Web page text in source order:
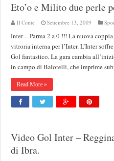
Eto’o e Milito due perle
Il Conte Settembre 13, 2009
Inter – Parma 2 a 0 !!! La nuova
vitroria interna per l’Inter. L’Inter
Gol fantastico. La gara cambia
in campo di Balotelli, che imprime
Read More »
Video Gol Inter –
di Ibra.